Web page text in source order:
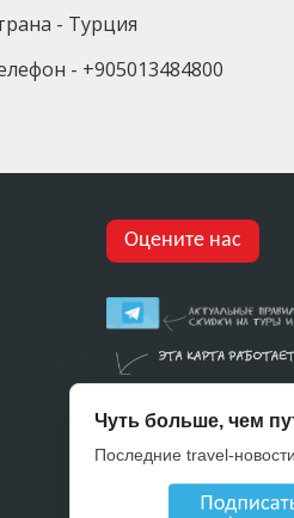
- Турция
- +905013484800
Оцените нас
Чуть больше, чем
Последние travel-